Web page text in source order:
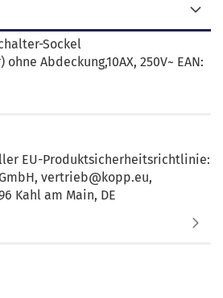
Sockel
Abdeckung,10AX, 250V~ EAN:
EU-Produktsicherheitsrichtlinie:
vertrieb@kopp.eu,
Kahl am Main, DE